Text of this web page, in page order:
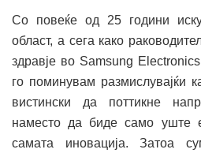
Со повеќе од 25 години
област, а сега како
здравје во Samsung
го поминувам размислувајќи
вистински да поттикне
наместо да биде само уште
самата иновација. Затоа